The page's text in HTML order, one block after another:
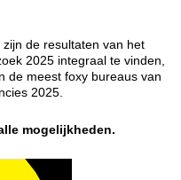
de resultaten van het
2025 integraal te vinden,
de meest foxy bureaus van
2025.
mogelijkheden.